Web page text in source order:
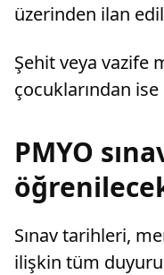
üzerinden ilan
Şehit veya vazife
çocuklarından ise
PMYO
Sınav tarihleri,
ilişkin tüm